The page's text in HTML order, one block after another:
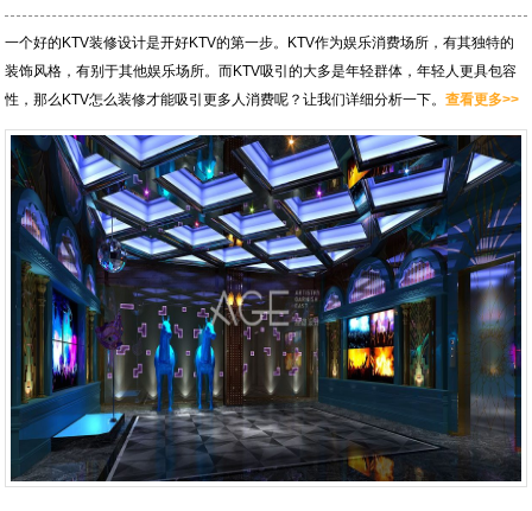
一个好的KTV装修设计是开好KTV的第一步。KTV作为娱乐消费场所，有其独特的
装饰风格，有别于其他娱乐场所。而KTV吸引的大多是年轻群体，年轻人更具包容
性，那么KTV怎么装修才能吸引更多人消费呢？让我们详细分析一下。查看更多>>